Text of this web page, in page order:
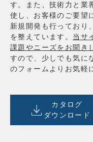
す。また、技術力と業
使し、お客様のご要望
新規開発も行っており
を整えています。 当サ
課題やニーズをお聞き
すので、少しでも気に
のフォームよりお気軽
カタログ
ダウンロード